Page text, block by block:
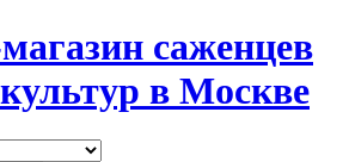
саженцев
в Москве